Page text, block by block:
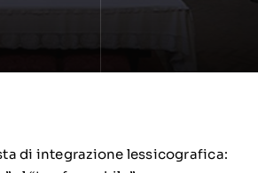
di integrazione lessicografica: